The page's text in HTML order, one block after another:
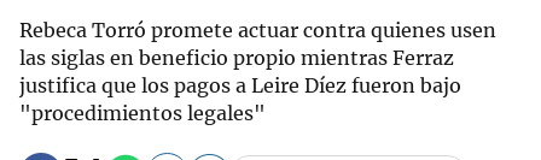
Rebeca Torró promete actuar contra quienes usen
las siglas en beneficio propio mientras Ferraz
justifica que los pagos a Leire Díez fueron bajo
"procedimientos legales"